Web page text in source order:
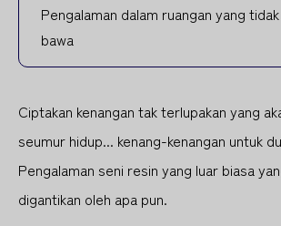
Pengalaman dalam ruangan yang
bawa
Ciptakan kenangan tak terlupakan yang
seumur hidup... kenang-kenangan untuk
Pengalaman seni resin yang luar biasa
digantikan oleh apa pun.